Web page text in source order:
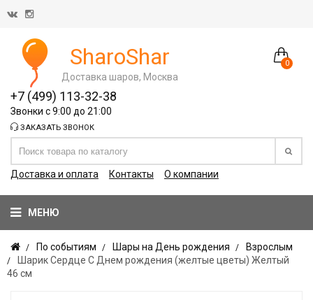
0
SharoShar
Доставка шаров, Москва
+7 (499) 113-32-38
Звонки с 9:00 до 21:00
ЗАКАЗАТЬ ЗВОНОК
Доставка и оплата Контакты О компании
МЕНЮ
По событиям Шары на День рождения
Взрослым
Шарик Сердце С Днем рождения (желтые цветы) Желтый
46 см